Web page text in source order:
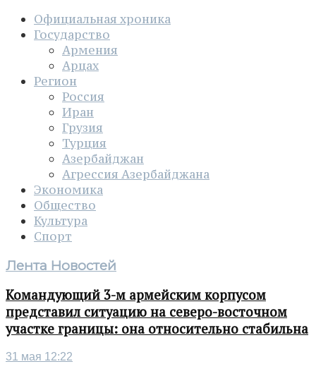
Официальная хроника
Государство
Армения
Арцах
Регион
Россия
Иран
Грузия
Турция
Азербайджан
Агрессия Азербайджана
Экономика
Общество
Культура
Спорт
Лента Новостей
Командующий 3-м армейским корпусом
представил ситуацию на северо-восточном
участке границы: она относительно стабильна
31 мая 12:22